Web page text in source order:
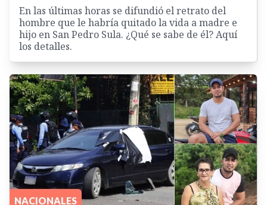
En las últimas horas se difundió el retrato del
hombre que le habría quitado la vida a madre e
hijo en San Pedro Sula. ¿Qué se sabe de él? Aquí
los detalles.
NACIONALES